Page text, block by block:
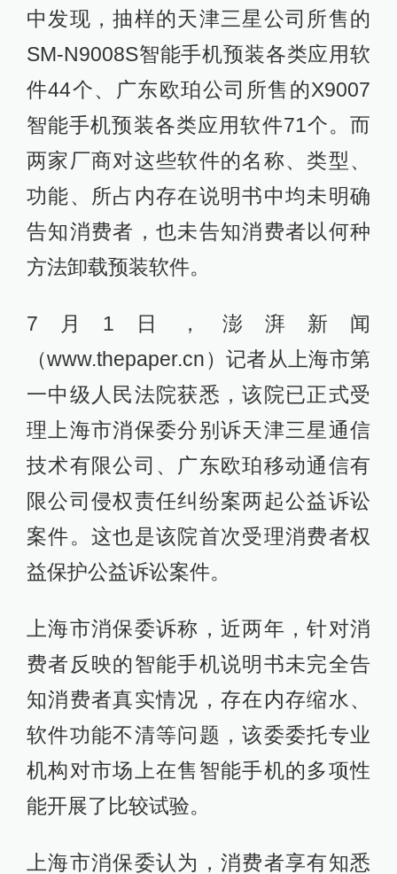
中发现，抽样的天津三星公司所售的
SM-N9008S智能手机预装各类应用软
件44个、广东欧珀公司所售的X9007
智能手机预装各类应用软件71个。而
两家厂商对这些软件的名称、类型、
功能、所占内存在说明书中均未明确
告知消费者，也未告知消费者以何种
方法卸载预装软件。
7月1日，澎湃新闻
（www.thepaper.cn）记者从上海市第
一中级人民法院获悉，该院已正式受
理上海市消保委分别诉天津三星通信
技术有限公司、广东欧珀移动通信有
限公司侵权责任纠纷案两起公益诉讼
案件。这也是该院首次受理消费者权
益保护公益诉讼案件。
上海市消保委诉称，近两年，针对消
费者反映的智能手机说明书未完全告
知消费者真实情况，存在内存缩水、
软件功能不清等问题，该委委托专业
机构对市场上在售智能手机的多项性
能开展了比较试验。
上海市消保委认为，消费者享有知悉